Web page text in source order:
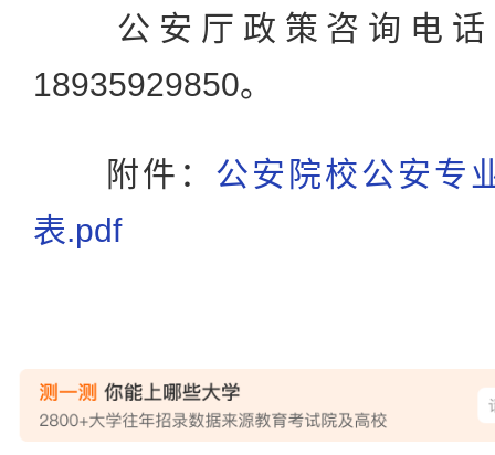
公安厅政策咨询电话：
18935929850。
附件： 公安院校公安专
表.pdf